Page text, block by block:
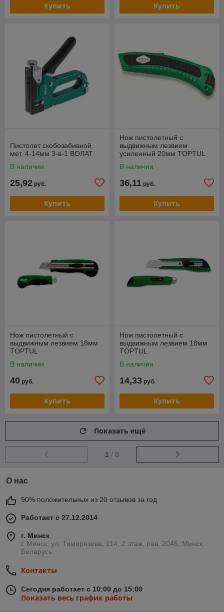
Купить Купить
Пистолет скобозабивной
мет. 4-14мм 3-в-1 ВОЛАТ
В наличии
25,92 руб.
Купить
Нож пистолетный с
выдвижным лезвием
усиленный 20мм TOPTUL
В наличии
36,11 руб.
Купить
Нож пистолетный с
выдвижным лезвием 18мм
TOPTUL
В наличии
40 руб.
Купить
Нож пистолетный с
выдвижным лезвием 18мм
TOPTUL
В наличии
14,33 руб.
Купить
Показать ещё
1 / 8
О нас
90% положительных из 20 отзывов за год
Работает с 27.12.2014
г. Минск
г. Минск, ул. Тимирязева, 114, 2 этаж, пав. 2046, Минск,
Беларусь
Контакты
Сегодня работает с 10:00 до 15:00
Показать весь график работы